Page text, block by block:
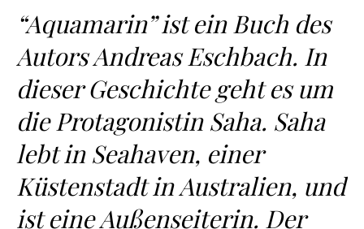
“Aquamarin” ist ein Buch des
Autors Andreas Eschbach. In
dieser Geschichte geht es um
die Protagonistin Saha. Saha
lebt in Seahaven, einer
Küstenstadt in Australien, und
ist eine Außenseiterin. Der